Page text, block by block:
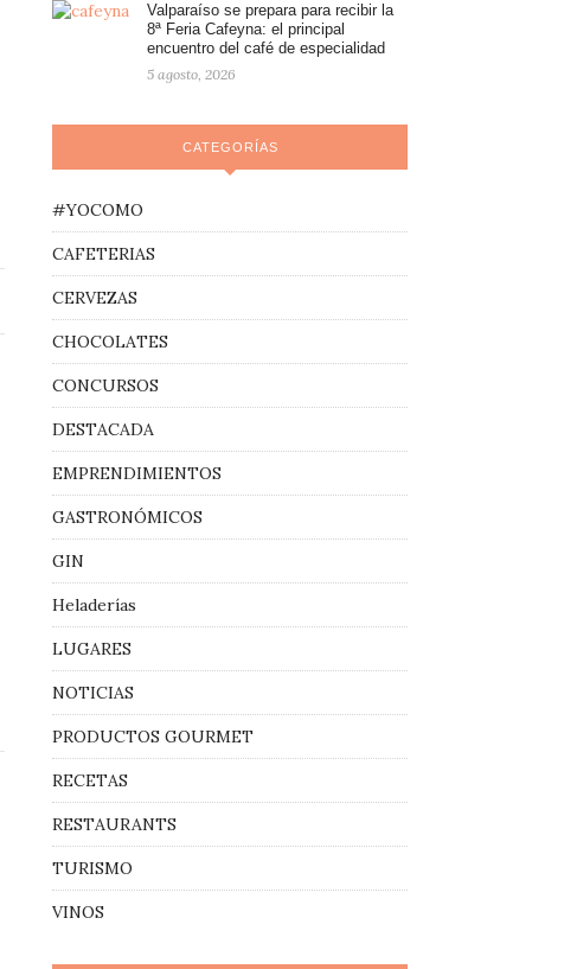
Valparaíso se prepara para recibir la
8ª Feria Cafeyna: el principal
encuentro del café de especialidad
5 agosto, 2026
CATEGORÍAS
#YOCOMO
CAFETERIAS
CERVEZAS
CHOCOLATES
CONCURSOS
DESTACADA
EMPRENDIMIENTOS
GASTRONÓMICOS
GIN
Heladerías
LUGARES
NOTICIAS
PRODUCTOS GOURMET
RECETAS
RESTAURANTS
TURISMO
VINOS